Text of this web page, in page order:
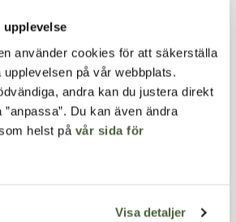
använder cookies för att säkerställa
på vår webbplats.
andra kan du justera direkt
Du kan även ändra
helst på vår sida för
Visa detaljer
underhåll av
bara valet av modell som